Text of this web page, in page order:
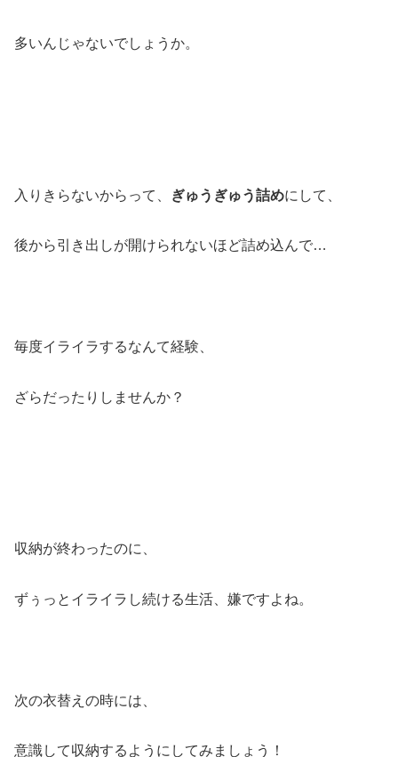
多いんじゃないでしょうか。
入りきらないからって、 ぎゅうぎゅう詰めにして、
後から引き出しが開けられないほど詰め込んで…
毎度イライラするなんて経験、
ざらだったりしませんか？
収納が終わったのに、
ずぅっとイライラし続ける生活、嫌ですよね。
次の衣替えの時には、
意識して収納するようにしてみましょう！